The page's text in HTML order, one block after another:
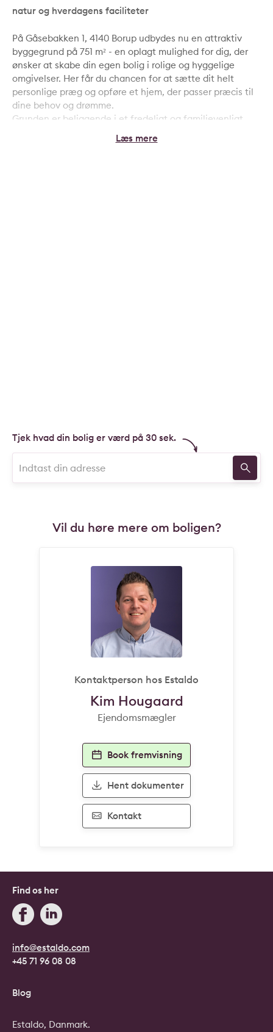
natur og hverdagens faciliteter
På Gåsebakken 1, 4140 Borup udbydes nu en attraktiv
byggegrund på 751 m² - en oplagt mulighed for dig, der
ønsker at skabe din egen bolig i rolige og hyggelige
omgivelser. Her får du chancen for at sætte dit helt
personlige præg og opføre et hjem, der passer præcis til
dine behov og drømme.
Grunden er beliggende i et fredeligt og familievenligt
indkøbsmuligheder, skole og daginstitutioner. Området
Tjek hvad din bolig er værd på 30 sek.
Vil du høre mere om boligen?
Kontaktperson hos Estaldo
Kim Hougaard
Ejendomsmægler
Book fremvisning
Hent dokumenter
Kontakt
info@estaldo.com
+45 71 96 08 08
Find os her
Blog
Estaldo, Danmark.